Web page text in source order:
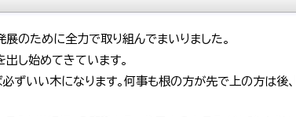
のために全力で取り組んでまいりました。
し始めてきています。
ずいい木になります。何事も根の方が先で上の方は後、